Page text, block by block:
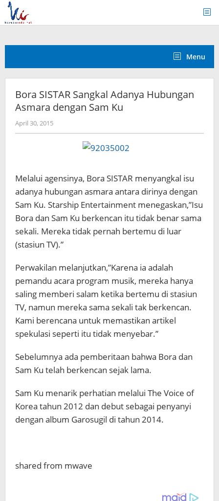
Skip
content
Menu
Bora SISTAR Sangkal Adanya Hubungan
Asmara dengan Sam Ku
April 30, 2015by
Koreanindo
Melalui agensinya, Bora SISTAR menyangkal isu
adanya hubungan asmara antara dirinya dengan
Sam Ku. Starship Entertainment menegaskan,”Isu
Bora dan Sam Ku berkencan itu tidak benar sama
sekali. Mereka tidak pernah bertemu di luar
(stasiun TV).”
Perwakilan melanjutkan,”Karena ia adalah
pemandu acara program musik, mereka hanya
saling memberi salam ketika bertemu di stasiun
TV, namun mereka sama sekali tak berkencan.
Kami berencana untuk memastikan artikel
spekulasi seperti itu tidak menyebar.”
Sebelumnya ada pemberitaan bahwa Bora dan
Sam Ku telah berkencan sejak lama.
Sam Ku menarik perhatian melalui The Voice of
Korea tahun 2012 dan debut sebagai penyanyi
dengan album Garosugil di tahun 2014.
shared from mwave